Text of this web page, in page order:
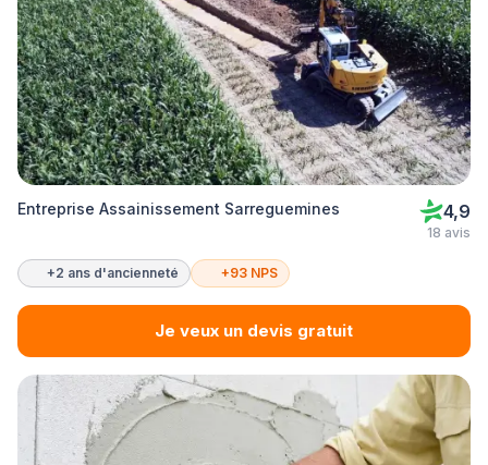
Entreprise Assainissement Sarreguemines 4,9
18 avis
+2 ans d'ancienneté +93 NPS
Je veux un devis gratuit